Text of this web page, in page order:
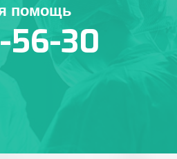
помощь
56-30